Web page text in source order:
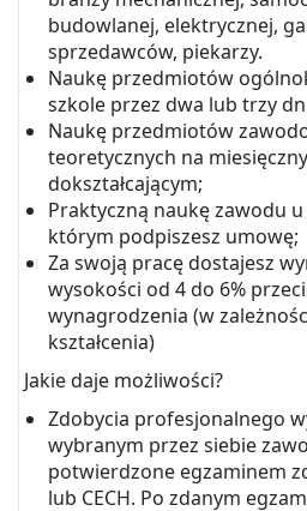
budowlanej, elektrycznej,
sprzedawców, piekarzy.
Naukę przedmiotów
szkole przez dwa lub trzy
Naukę przedmiotów
teoretycznych na
dokształcającym;
Praktyczną naukę zawodu
którym podpiszesz umowę;
Za swoją pracę dostajesz
wysokości od 4 do 6%
wynagrodzenia (w
kształcenia)
Jakie daje możliwości?
Zdobycia profesjonalnego
wybranym przez siebie
potwierdzone egzaminem
lub CECH. Po zdanym